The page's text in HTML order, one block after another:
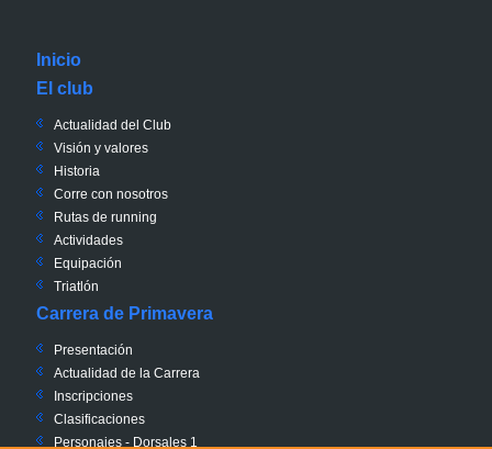
Inicio
El club
Actualidad del Club
Visión y valores
Historia
Corre con nosotros
Rutas de running
Actividades
Equipación
Triatlón
Carrera de Primavera
Presentación
Actualidad de la Carrera
Inscripciones
Clasificaciones
Personajes - Dorsales 1